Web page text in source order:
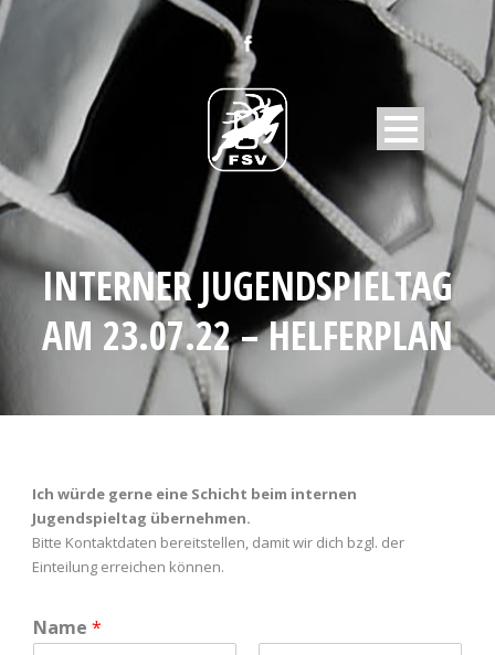
INTERNER JUGENDSPIELTAG
AM 23.07.22 – HELFERPLAN
Ich würde gerne eine Schicht beim internen
Jugendspieltag übernehmen.
Bitte Kontaktdaten bereitstellen, damit wir dich bzgl. der
Einteilung erreichen können.
Name *